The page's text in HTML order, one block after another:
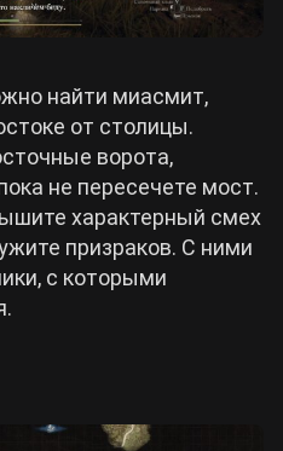
найти миасмит,
от столицы.
ворота,
не пересечете мост.
характерный смех
призраков. С ними
с которыми